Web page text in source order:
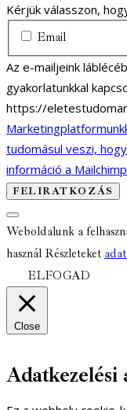
Kérjük válasszon,
Email
Az e-mailjeink
gyakorlatunkkal
https://
tudomásul veszi,
információ a
Weboldalunk a
használ Részleteket
ELFOGAD
Close
Adatkezelési